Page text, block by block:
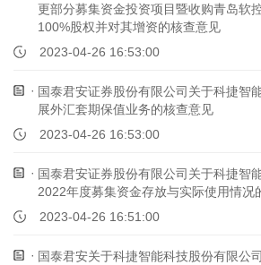
更部分募集资金投资项目暨收购青岛软
100%股权并对其增资的核查意见
2023-04-26 16:53:00
国泰君安证券股份有限公司关于科捷智
展外汇套期保值业务的核查意见
2023-04-26 16:53:00
国泰君安证券股份有限公司关于科捷智
2022年度募集资金存放与实际使用情况
2023-04-26 16:51:00
国泰君安关于科捷智能科技股份有限公